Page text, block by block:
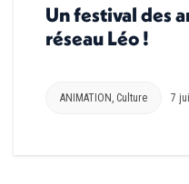
Un festival des
réseau Léo !
ANIMATION, Culture 7